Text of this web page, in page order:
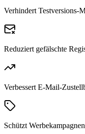
Verhindert Testversions-
Reduziert gefälschte
Verbessert E-Mail-
Schützt